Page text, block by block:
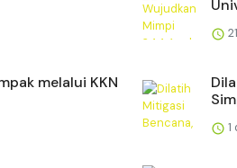
melalui KKN
1